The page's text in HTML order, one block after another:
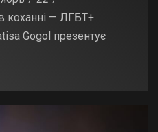
коханні — ЛГБТ+
Gogol презентує